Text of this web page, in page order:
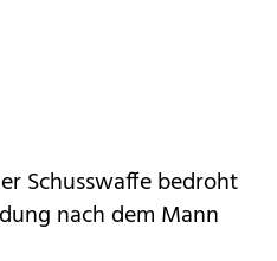
Schusswaffe bedroht
nach dem Mann